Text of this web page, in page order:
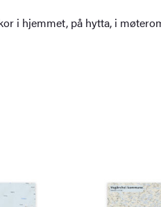
i hjemmet, på hytta, i